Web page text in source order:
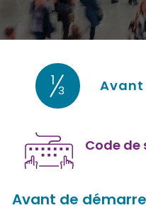
ETABLISSEMENTS
TRANSPORTEURS
ÉCOLES DE MUSIQUE
Code de
1
3
Avant de